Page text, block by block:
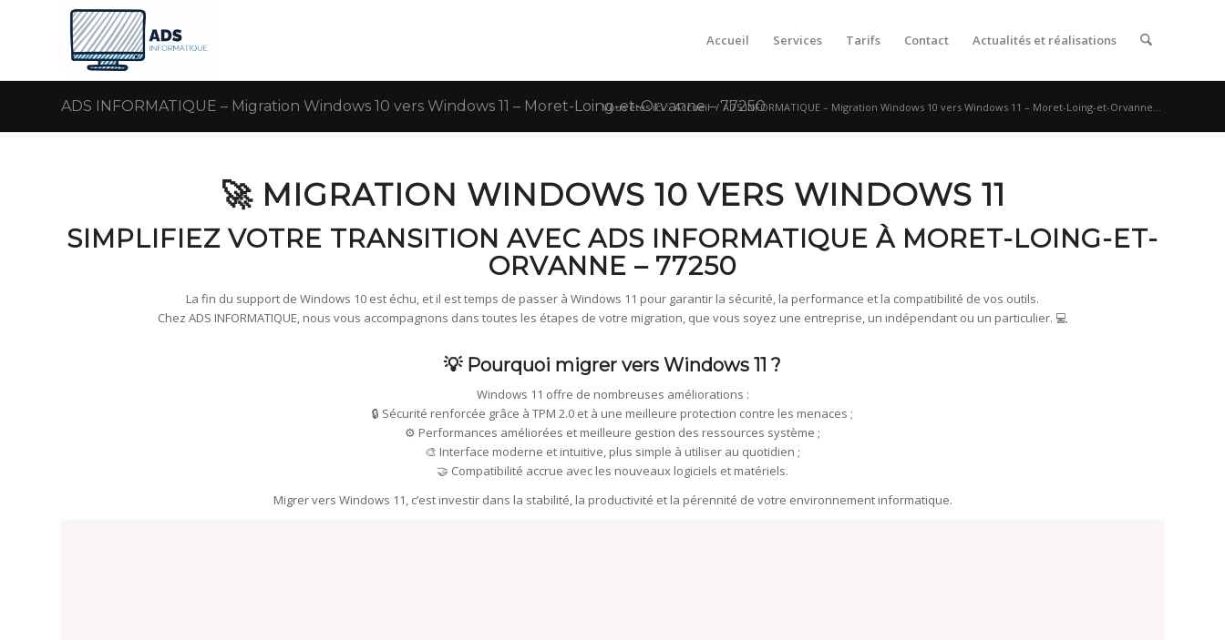
Accueil Services Tarifs Contact Actualités et réalisations
ADS INFORMATIQUE – Migration Windows 10 vers Windows 11 – Moret-Loing-et-Orvanne – 77250
Vous êtes ici : Accueil / ADS INFORMATIQUE – Migration Windows 10 vers Windows 11 – Moret-Loing-et-Orvanne...
🚀 MIGRATION WINDOWS 10 VERS WINDOWS 11
SIMPLIFIEZ VOTRE TRANSITION AVEC ADS INFORMATIQUE À MORET-LOING-ET-
ORVANNE – 77250
La fin du support de Windows 10 est échu, et il est temps de passer à Windows 11 pour garantir la sécurité, la performance et la compatibilité de vos outils.
Chez ADS INFORMATIQUE, nous vous accompagnons dans toutes les étapes de votre migration, que vous soyez une entreprise, un indépendant ou un particulier. 💻
💡 Pourquoi migrer vers Windows 11 ?
Windows 11 offre de nombreuses améliorations :
🔒 Sécurité renforcée grâce à TPM 2.0 et à une meilleure protection contre les menaces ;
⚙️ Performances améliorées et meilleure gestion des ressources système ;
🎨 Interface moderne et intuitive, plus simple à utiliser au quotidien ;
🤝 Compatibilité accrue avec les nouveaux logiciels et matériels.
Migrer vers Windows 11, c’est investir dans la stabilité, la productivité et la pérennité de votre environnement informatique.